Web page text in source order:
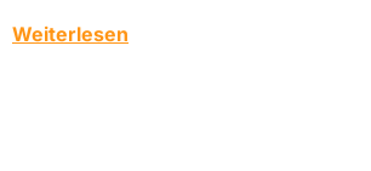
Weiterlesen